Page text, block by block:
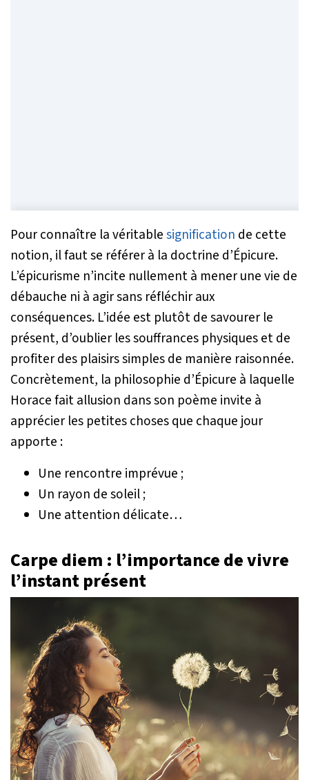
Pour connaître la véritablesignification de cette
notion, il faut se référer à la doctrine d’Épicure.
L’épicurisme n’incite nullement à mener une vie de
débauche ni à agir sans réfléchir aux
conséquences. L’idée est plutôt de savourer le
présent, d’oublier les souffrances physiques et de
profiter des plaisirs simples de manière raisonnée.
Concrètement, la philosophie d’Épicure à laquelle
Horace fait allusion dans son poème invite à
apprécier les petites choses que chaque jour
apporte :
Une rencontre imprévue ;
Un rayon de soleil ;
Une attention délicate…
Carpe diem : l’importance de vivre
l’instant présent